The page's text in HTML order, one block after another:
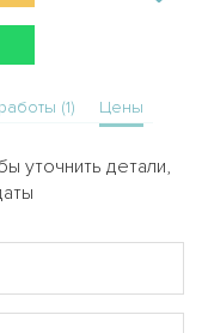
(1) Цены
уточнить детали,